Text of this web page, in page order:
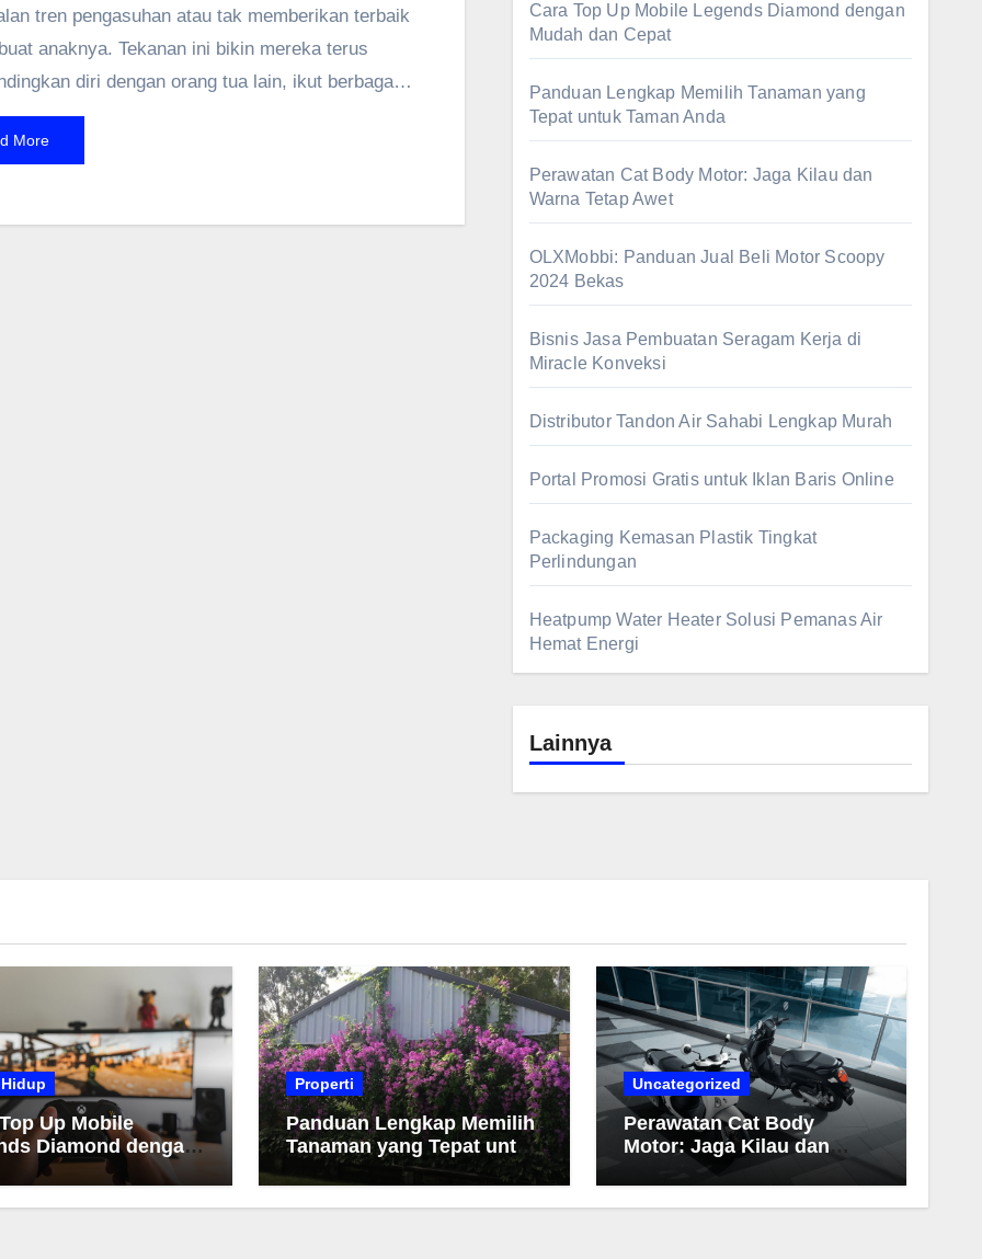
tren pengasuhan atau tak memberikan terbaik
anaknya. Tekanan ini bikin mereka terus
diri dengan orang tua lain, ikut berbagai
atau memaksa anak ikut banyak
Padahal, pola asuh seperti ini justru bisa bikin
More
Cara Top Up Mobile Legends Diamond dengan
Mudah dan Cepat
Panduan Lengkap Memilih Tanaman yang
Tepat untuk Taman Anda
Perawatan Cat Body Motor: Jaga Kilau dan
Warna Tetap Awet
OLXMobbi: Panduan Jual Beli Motor Scoopy
2024 Bekas
Bisnis Jasa Pembuatan Seragam Kerja di
Miracle Konveksi
Distributor Tandon Air Sahabi Lengkap Murah
Portal Promosi Gratis untuk Iklan Baris Online
Packaging Kemasan Plastik Tingkat
Perlindungan
Heatpump Water Heater Solusi Pemanas Air
Hemat Energi
Lainnya
Up Mobile
Diamond dengan
dan Cepat
Properti
Panduan Lengkap Memilih
Tanaman yang Tepat untuk
Taman Anda
Uncategorized
Perawatan Cat Body
Motor: Jaga Kilau dan
Warna Tetap Awet